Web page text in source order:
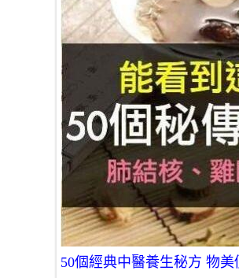
50個經典中醫養生秘方 物